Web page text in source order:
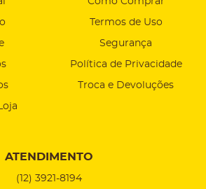
Termos de Uso
Segurança
Política de Privacidade
Troca e Devoluções
ATENDIMENTO
(12) 3921-8194